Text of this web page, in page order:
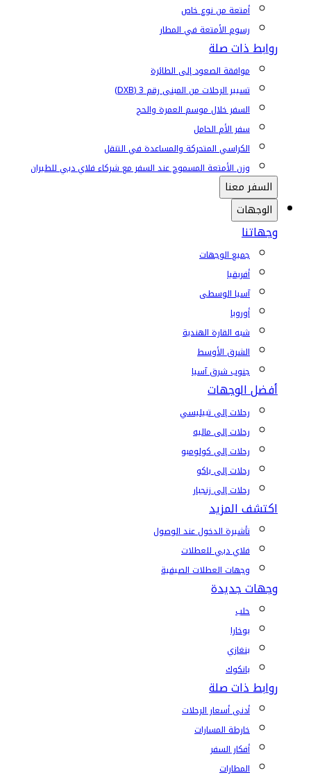
أمتعة من نوع خاص
رسوم الأمتعة في المطار
روابط ذات صلة
موافقة الصعود إلى الطائرة
تسيير الرحلات من المبنى رقم 3 (DXB)
السفر خلال موسم العمرة والحج
سفر الأم الحامل
الكراسي المتحركة والمساعدة في التنقل
وزن الأمتعة المسموح عند السفر مع شركاء فلاي دبي للطيران
السفر معنا
الوجهات
وجهاتنا
جميع الوجهات
أفريقيا
آسيا الوسطى
أوروبا
شبه القارة الهندية
الشرق الأوسط
جنوب شرق آسيا
أفضل الوجهات
رحلات إلى تبيليسي
رحلات إلى ماليه
رحلات إلى كولومبو
رحلات إلى باكو
رحلات إلى زنجبار
اكتشف المزيد
تأشيرة الدخول عند الوصول
فلاي دبي للعطلات
وجهات العطلات الصيفية
وجهات جديدة
حلب
بوخارا
بنغازي
بانكوك
روابط ذات صلة
أدنى أسعار الرحلات
خارطة المسارات
أفكار السفر
المطارات